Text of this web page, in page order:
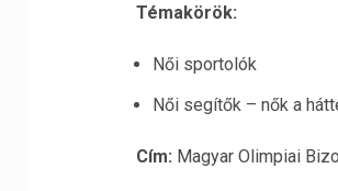
Témakörök:
Női sportolók
Női segítők – nők a
Cím: Magyar Olimpiai